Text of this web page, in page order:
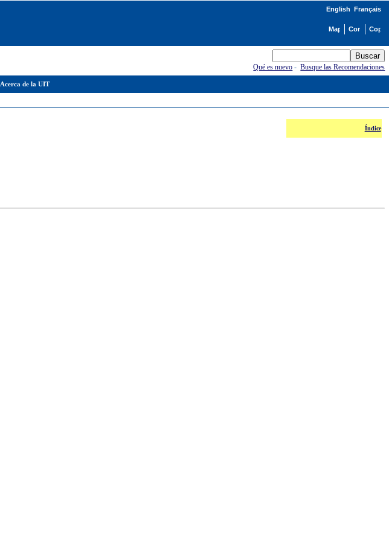
Acerca de la UIT
English Français
Qué es nuevo -Busque las Recomendaciones
Índice